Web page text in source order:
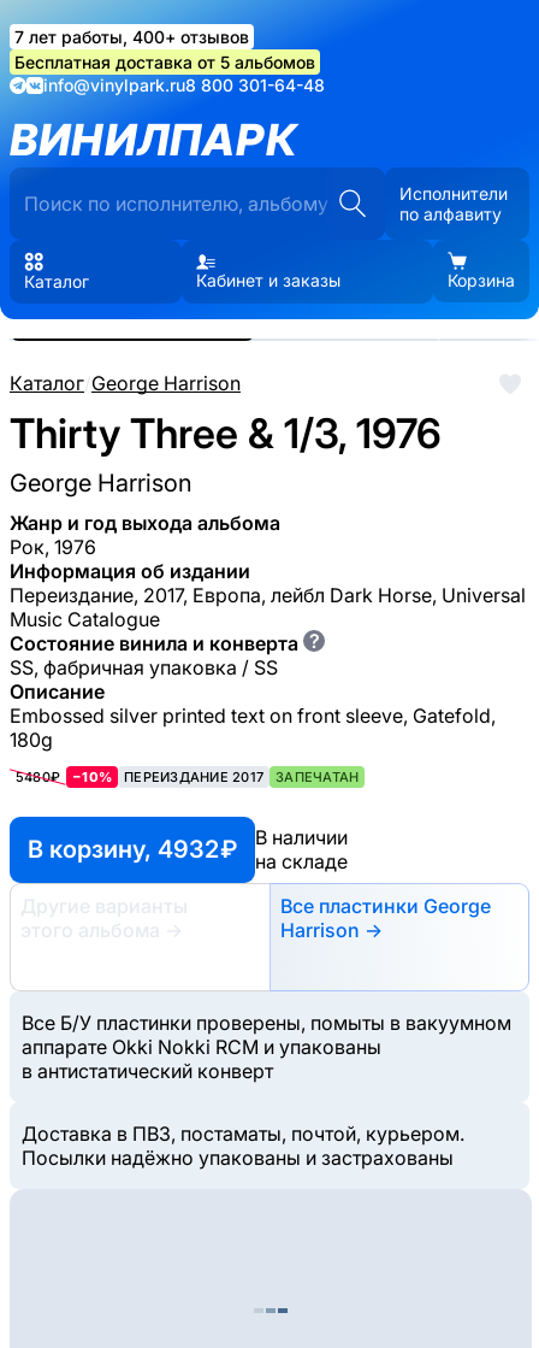
7 лет работы, 400+ отзывов
Бесплатная доставка от 5 альбомов
info@vinylpark.ru8 800 301-64-48
ВИНИЛПАРК
Исполнители
по алфавиту
Каталог Кабинет и заказы Корзина
Каталог/George Harrison
Thirty Three & 1/3, 1976
George Harrison
Жанр и год выхода альбома
Рок, 1976
Информация об издании
Переиздание, 2017, Европа, лейбл Dark Horse, Universal
Music Catalogue
Состояние винила и конверта ?
SS, фабричная упаковка / SS
Описание
Embossed silver printed text on front sleeve, Gatefold,
180g
5480₽ −10% ПЕРЕИЗДАНИЕ 2017 ЗАПЕЧАТАН
В корзину, 4932 ₽
В наличии
на складе
Другие варианты
этого альбома
→
Все пластинки George
Harrison →
Все Б/У пластинки проверены, помыты в вакуумном
аппарате Okki Nokki RCM и упакованы
в антистатический конверт
Доставка в ПВЗ, постаматы, почтой, курьером.
Посылки надёжно упакованы и застрахованы
Реальные фото пластинки.
Нажмите, чтобы увеличить